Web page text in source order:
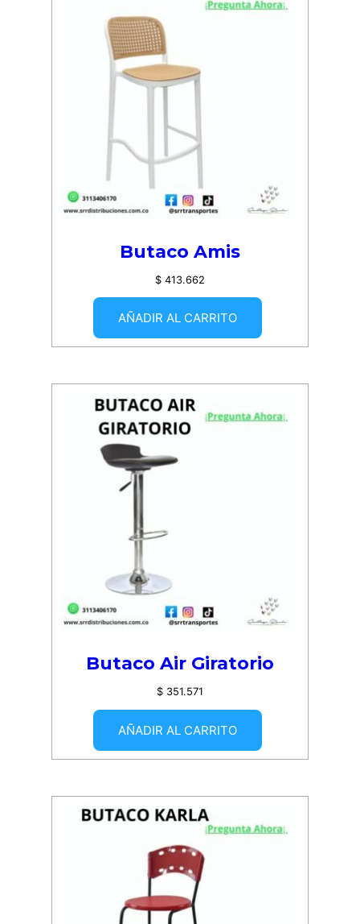
Butaco Amis
$ 413.662
AÑADIR AL CARRITO
Butaco Air Giratorio
$ 351.571
AÑADIR AL CARRITO